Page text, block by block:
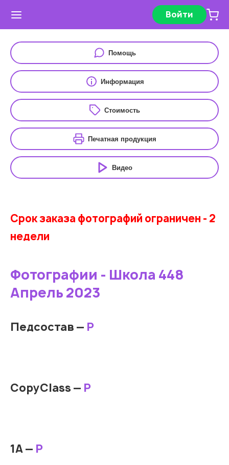
Войти
Помощь
Информация
Стоимость
Печатная продукция
Видео
Срок заказа фотографий ограничен - 2
недели
Фотографии - Школа 448
Апрель 2023
Педсостав — Р
CopyClass — Р
1А — Р